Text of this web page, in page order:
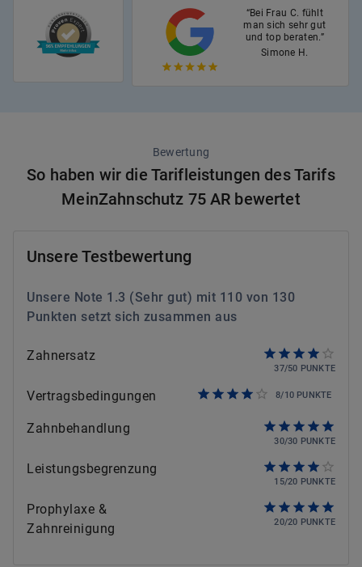
“Bei Frau C. fühlt
man sich sehr gut
und top beraten.”
Simone H.
Bewertung
So haben wir die Tarifleistungen des Tarifs
MeinZahnschutz 75 AR bewertet
Unsere Testbewertung
Unsere Note 1.3 (Sehr gut) mit 110 von 130
Punkten setzt sich zusammen aus
Zahnersatz
37/50 PUNKTE
Vertragsbedingungen 8/10PUNKTE
Zahnbehandlung
30/30 PUNKTE
Leistungsbegrenzung
15/20 PUNKTE
Prophylaxe &
Zahnreinigung
20/20 PUNKTE